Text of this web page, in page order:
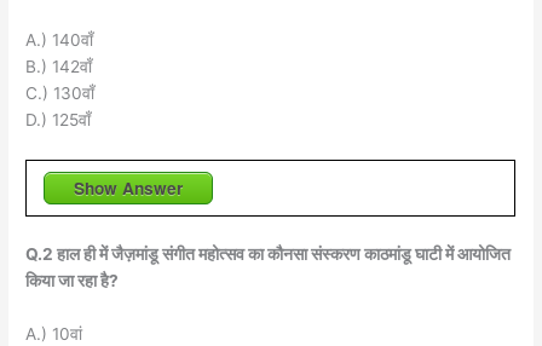
A.) 140वाँ
B.) 142वाँ
C.) 130वाँ
D.) 125वाँ
Show Answer
Q.2 हाल ही में जैज़मांडू संगीत महोत्सव का कौनसा संस्करण काठमांडू घाटी में आयोजित
किया जा रहा है?
A.) 10वां